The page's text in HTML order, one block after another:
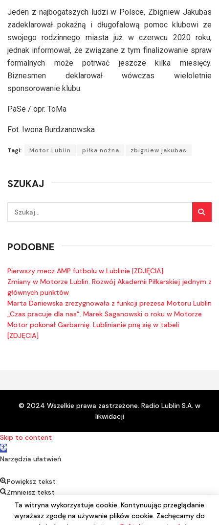
Jeden z najbogatszych ludzi w Polsce, Zbigniew Jakubas
zadeklarował pokaźną i długofalową pomoc klubowi ze
swojego rodzinnego miasta już w czerwcu 2020 roku,
jednak informował, że związane z tym finalizowanie spraw
formalnych może potrwać jeszcze kilka miesięcy.
Biznesmen deklarował wówczas wieloletnie
sponsorowanie klubu.
PaSe / opr. ToMa
Fot. Iwona Burdzanowska
Tagi: Motor Lublin piłka nożna zbigniew jakubas
SZUKAJ
PODOBNE
Pierwszy mecz AMP futbolu w Lublinie [ZDJĘCIA]
Zmiany w Motorze Lublin. Rozwój Akademii Piłkarskiej jednym z
głównych punktów
Marta Daniewska zrezygnowała z funkcji prezesa Motoru Lublin
„Czas pracuje dla nas”. Marek Saganowski o roku w Motorze
Motor pokonał Garbarnię. Lublinianie pną się w tabeli
[ZDJĘCIA]
© 2024 Wszelkie prawa zastrzeżone. Radio Lublin S.A. w
likwidacji
Ta witryna wykorzystuje cookie. Kontynuując przeglądanie
wyrażasz zgodę na używanie plików cookie. Zachęcamy do
Skip to content
Open toolbar
Narzędzia ułatwień
Powiększ tekst
Zmniejsz tekst
Kontrast
Negatyw